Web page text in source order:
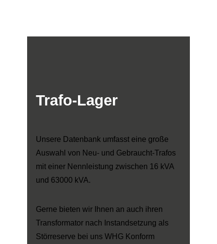
Trafo-Lager
Unsere Datenbank umfasst eine große
Auswahl von Neu- und Gebraucht-Trafos
mit einer Nennleistung zwischen 16 kVA
und 63000 kVA.
Gerne bieten wir Ihnen an auch ihren
Transformator nach Instandsetzung als
Störreserve bei uns WHG Konform